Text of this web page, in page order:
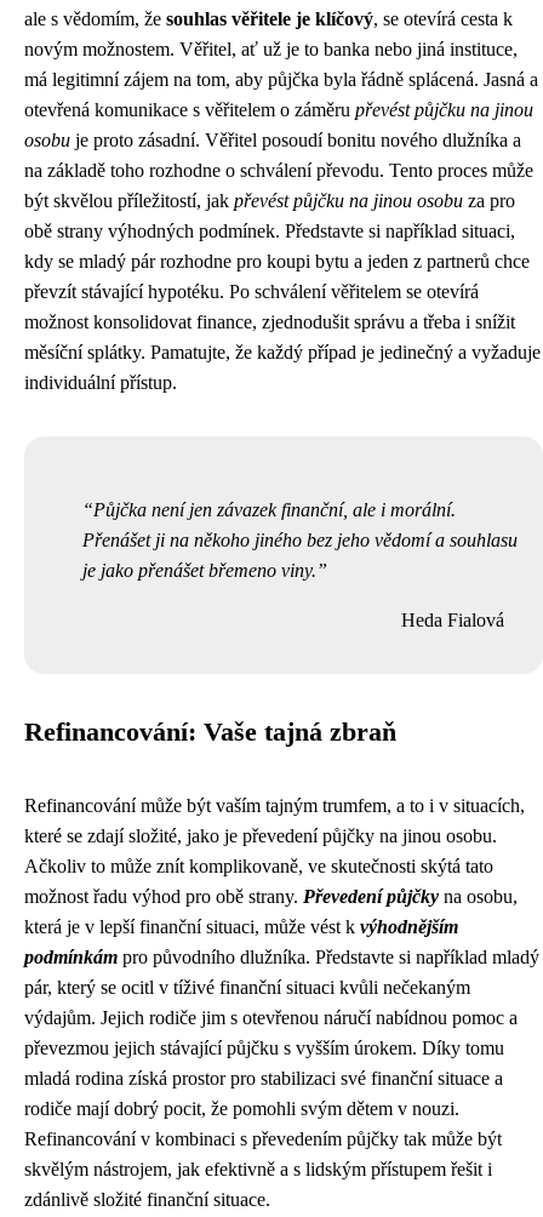
ale s vědomím, že souhlas věřitele je klíčový, se otevírá cesta k
novým možnostem. Věřitel, ať už je to banka nebo jiná instituce,
má legitimní zájem na tom, aby půjčka byla řádně splácená. Jasná a
otevřená komunikace s věřitelem o záměru převést půjčku na jinou
osobu je proto zásadní. Věřitel posoudí bonitu nového dlužníka a
na základě toho rozhodne o schválení převodu. Tento proces může
být skvělou příležitostí, jak převést půjčku na jinou osobu za pro
obě strany výhodných podmínek. Představte si například situaci,
kdy se mladý pár rozhodne pro koupi bytu a jeden z partnerů chce
převzít stávající hypotéku. Po schválení věřitelem se otevírá
možnost konsolidovat finance, zjednodušit správu a třeba i snížit
měsíční splátky. Pamatujte, že každý případ je jedinečný a vyžaduje
individuální přístup.
Půjčka není jen závazek finanční, ale i morální.
Přenášet ji na někoho jiného bez jeho vědomí a souhlasu
je jako přenášet břemeno viny.
Heda Fialová
Refinancování: Vaše tajná zbraň
Refinancování může být vaším tajným trumfem, a to i v situacích,
které se zdají složité, jako je převedení půjčky na jinou osobu.
Ačkoliv to může znít komplikovaně, ve skutečnosti skýtá tato
možnost řadu výhod pro obě strany. Převedení půjčky na osobu,
která je v lepší finanční situaci, může vést k výhodnějším
podmínkám pro původního dlužníka. Představte si například mladý
pár, který se ocitl v tíživé finanční situaci kvůli nečekaným
výdajům. Jejich rodiče jim s otevřenou náručí nabídnou pomoc a
převezmou jejich stávající půjčku s vyšším úrokem. Díky tomu
mladá rodina získá prostor pro stabilizaci své finanční situace a
rodiče mají dobrý pocit, že pomohli svým dětem v nouzi.
Refinancování v kombinaci s převedením půjčky tak může být
skvělým nástrojem, jak efektivně a s lidským přístupem řešit i
zdánlivě složité finanční situace.